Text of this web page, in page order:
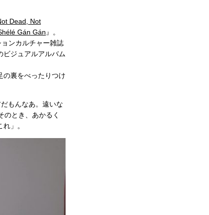
Dead, Not
Gán Gán 』。
ンカルチャー雑誌
ビジュアルアルバム
の裏をべったりつけ
もんなあ。遠いな
とき、あかるく
」。